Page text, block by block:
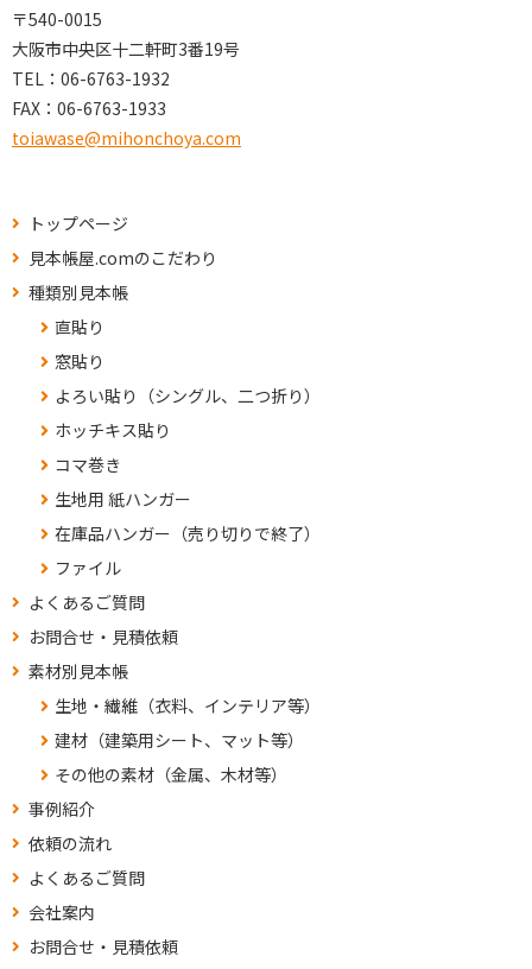
〒540-0015
大阪市中央区十二軒町3番19号
TEL： 06-6763-1932
FAX： 06-6763-1933
toiawase@mihonchoya.com
トップページ
見本帳屋.comのこだわり
種類別見本帳
直貼り
窓貼り
よろい貼り（シングル、二つ折り）
ホッチキス貼り
コマ巻き
生地用 紙ハンガー
在庫品ハンガー（売り切りで終了）
ファイル
よくあるご質問
お問合せ・見積依頼
素材別見本帳
生地・繊維（衣料、インテリア等）
建材（建築用シート、マット等）
その他の素材（金属、木材等）
事例紹介
依頼の流れ
よくあるご質問
会社案内
お問合せ・見積依頼